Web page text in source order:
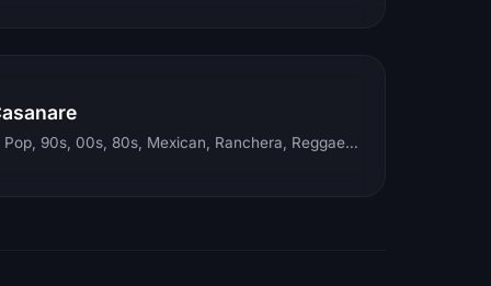
Electronic, Rock, Pop, 90s, 00s, 80s, Mexican, Ranchera, Reggaeton, Instrumental, Salsa, Merengue, Tropical, Romantic, Vallenato, Llanera